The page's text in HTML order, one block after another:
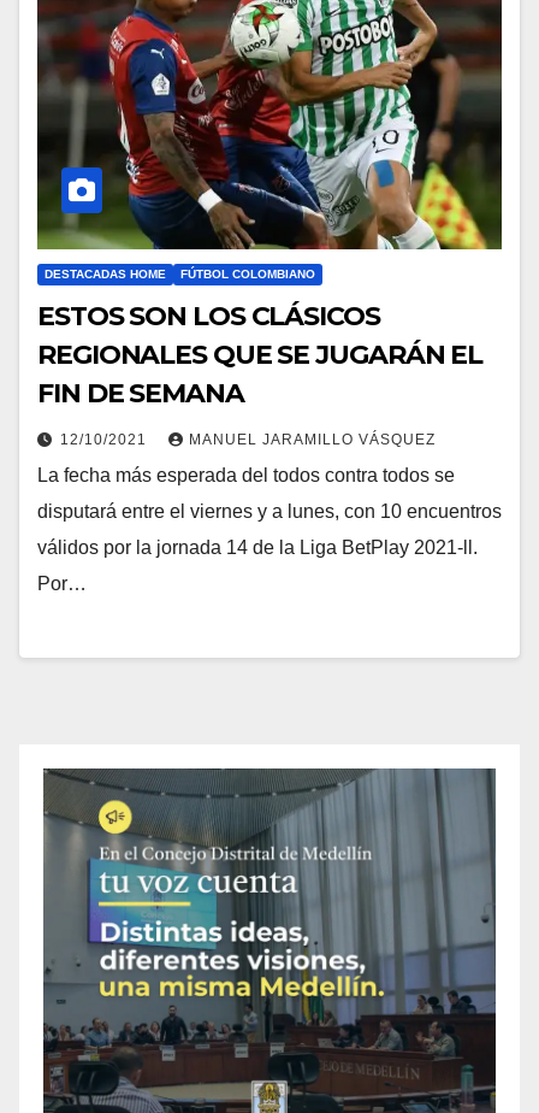
DESTACADAS HOME FÚTBOL COLOMBIANO
ESTOS SON LOS CLÁSICOS
REGIONALES QUE SE JUGARÁN EL
FIN DE SEMANA
12/10/2021 MANUEL JARAMILLO VÁSQUEZ
La fecha más esperada del todos contra todos se
disputará entre el viernes y a lunes, con 10 encuentros
válidos por la jornada 14 de la Liga BetPlay 2021-ll.
Por…